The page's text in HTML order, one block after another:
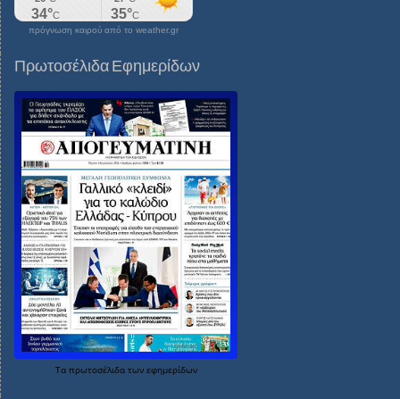
πρόγνωση καιρού από το weather.gr
Πρωτοσέλιδα Εφημερίδων
Τα πρωτοσέλιδα των εφημερίδων